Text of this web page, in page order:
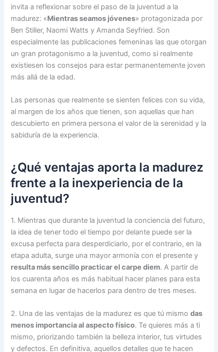
invita a reflexionar sobre el paso de la juventud a la
madurez: «Mientras seamos jóvenes» protagonizada por
Ben Stiller, Naomi Watts y Amanda Seyfried. Son
especialmente las publicaciones femeninas las que otorgan
un gran protagonismo a la juventud, como si realmente
existiesen los consejos para estar permanentemente joven
más allá de la edad.
Las personas que realmente se sienten felices con su vida,
al margen de los años que tienen, son aquellas que han
descubierto en primera persona el valor de la serenidad y la
sabiduría de la experiencia.
¿Qué ventajas aporta la madurez
frente a la inexperiencia de la
juventud?
1. Mientras que durante la juventud la conciencia del futuro,
la idea de tener todo el tiempo por delante puede ser la
excusa perfecta para desperdiciarlo, por el contrario, en la
etapa adulta, surge una mayor armonía con el presente y
resulta más sencillo practicar el carpe diem. A partir de
los cuarenta años es más habitual hacer planes para esta
semana en lugar de hacerlos para dentro de tres meses.
2. Una de las ventajas de la madurez es que tú mismodas
menos importancia al aspecto físico. Te quieres más a ti
mismo, priorizando también la belleza interior, tus virtudes
y defectos. En definitiva, aquellos detalles que te hacen